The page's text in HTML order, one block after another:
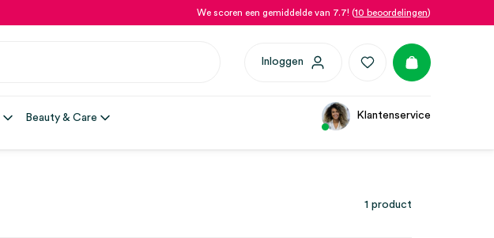
We scoren een gemiddelde van 7.7! (10 beoordelingen)
Inloggen
Beauty & Care Klantenservice
1 product